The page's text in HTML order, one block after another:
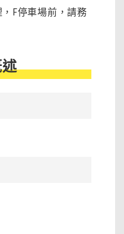
F停車場前，請務